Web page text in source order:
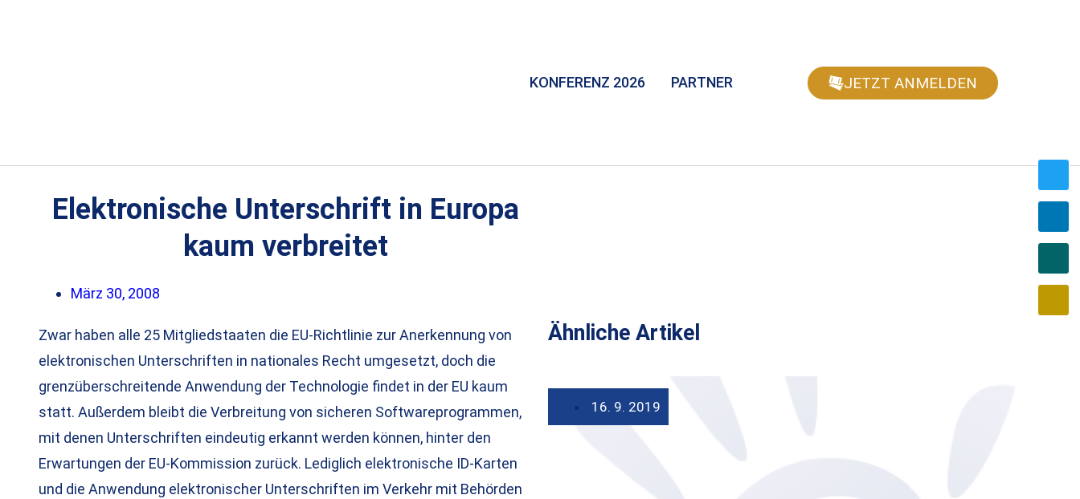
KONFERENZ 2026 PARTNER JETZT ANMELDEN
Elektronische Unterschrift in Europa
kaum verbreitet
März 30, 2008
Zwar haben alle 25 Mitgliedstaaten die EU-Richtlinie zur Anerkennung von
elektronischen Unterschriften in nationales Recht umgesetzt, doch die
grenzüberschreitende Anwendung der Technologie findet in der EU kaum
statt. Außerdem bleibt die Verbreitung von sicheren Softwareprogrammen,
mit denen Unterschriften eindeutig erkannt werden können, hinter den
Erwartungen der EU-Kommission zurück. Lediglich elektronische ID-Karten
und die Anwendung elektronischer Unterschriften im Verkehr mit Behörden
Ähnliche Artikel
16. 9. 2019